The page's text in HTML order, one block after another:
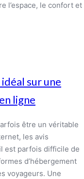
l’espace, le confort et
sur une
ligne
être un véritable
les avis
est parfois difficile de
d’hébergement
voyageurs. Une